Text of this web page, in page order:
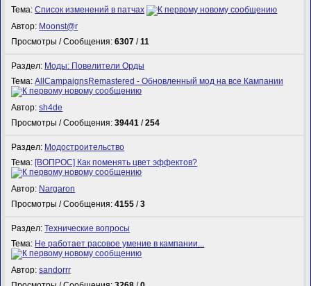
Тема:Список изменений в патчах
Автор: Mооnst@r
Просмотры / Сообщения:6307 /11
Раздел: Моды: Повелители Орды
Тема:AllCampaignsRemastered - Обновленный мод на все Кампании
Автор:sh4de
Просмотры / Сообщения:39441 /254
Раздел: Модостроительство
Тема: [ВОПРОС] Как поменять цвет эффектов?
Автор: Nargaron
Просмотры / Сообщения:4155 /3
Раздел:Технические вопросы
Тема: Не работает расовое умение в кампании...
Автор:sandorrr